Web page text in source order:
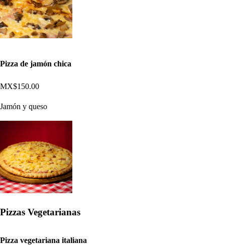
Pizza de jamón chica
MX$150.00
Jamón y queso
Pizzas Vegetarianas
Pizza vegetariana italiana